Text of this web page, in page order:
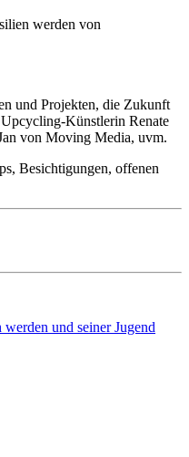
werden von
und Projekten, die Zukunft
Künstlerin Renate
von Moving Media, uvm.
Besichtigungen, offenen
und seiner Jugend